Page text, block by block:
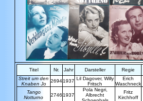
Titel Nr. Jahr Darsteller Regie
Streit um den
Knaben Jo
26941937 Lil Dagover, Willy
Fritsch
Erich
Waschneck
Tango
Notturno
2746 1937
Pola Negri,
Albrecht
Fritz
Kirchhoff